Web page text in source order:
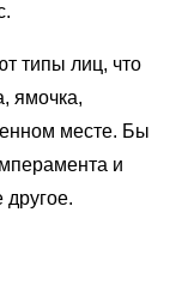
типы лиц, что
ямочка,
месте. Бы
и
другое.